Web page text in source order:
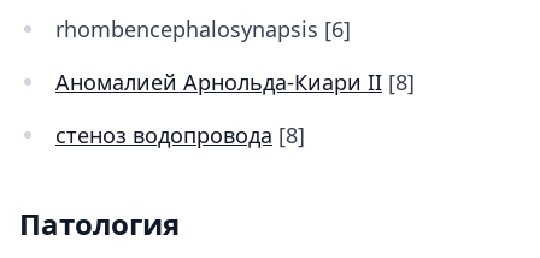
rhombencephalosynapsis [6]
Аномалией Арнольда-Киари II [8]
стеноз водопровода [8]
Патология